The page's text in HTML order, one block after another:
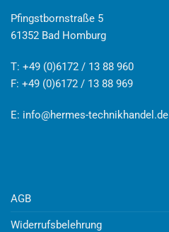
Pfingstbornstraße 5
61352 Bad Homburg
T: +49 (0)6172 / 13 88 960
F: +49 (0)6172 / 13 88 969
E: info@hermes-technikhandel.de
AGB
Widerrufsbelehrung